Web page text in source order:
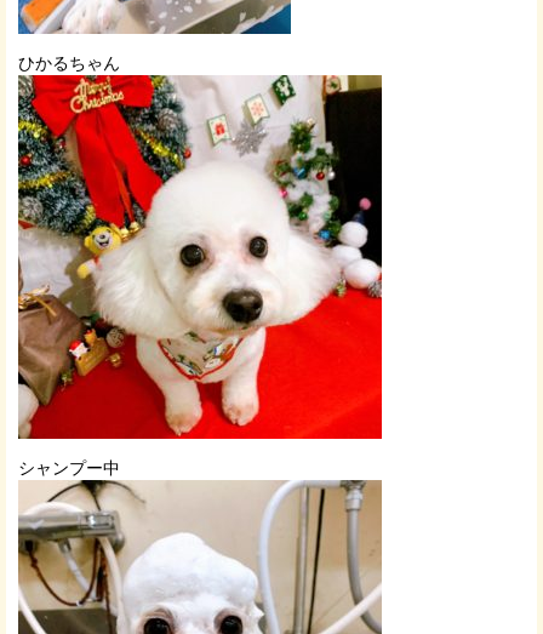
ひかるちゃん
シャンプー中